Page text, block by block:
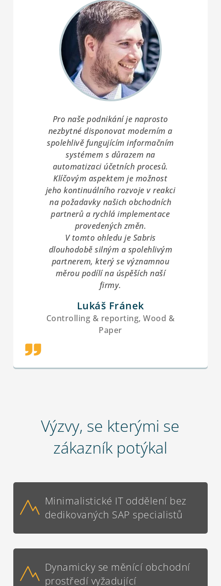
Pro naše podnikání je naprosto
nezbytné disponovat moderním a
spolehlivě fungujícím informačním
systémem s důrazem na
automatizaci účetních procesů.
Klíčovým aspektem je možnost
jeho kontinuálního rozvoje v reakci
na požadavky našich obchodních
partnerů a rychlá implementace
provedených změn.
V tomto ohledu je Sabris
dlouhodobě silným a spolehlivým
partnerem, který se významnou
měrou podílí na úspěších naší
firmy.
Lukáš Fránek
Controlling & reporting, Wood &
Paper
Výzvy, se kterými se
zákazník potýkal
Minimalistické IT oddělení bez
dedikovaných SAP specialistů
Dynamicky se měnící obchodní
prostředí vyžadující